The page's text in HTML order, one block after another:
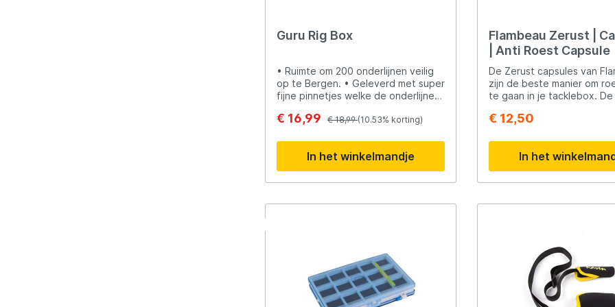
Guru Rig Box
• Ruimte om 200 onderlijnen veilig
op te Bergen. • Geleverd met super
fijne pinnetjes welke de onderlijnen
rand helpt om de onderlijnen te
zorgt ervoor dat rotzooi eruit kan.
€ 16,99 € 18,99(10.53% korting)
In het winkelmandje
Flambeau Zerust |
| Anti Roest Capsule
De Zerust capsules van
zijn de beste manier om
te gaan in je tacklebox.
beschermende laag over je
jaar zorgeloos
zeer goede tip, plaats één
in je vis-kist en je bent van
corrosie af.
€ 12,50
In het